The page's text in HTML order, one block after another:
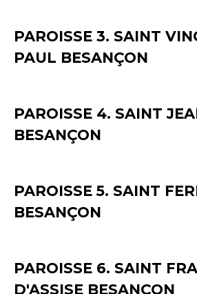
PAROISSE 3. SAINT
PAUL BESANÇON
PAROISSE 4. SAINT
BESANÇON
PAROISSE 5. SAINT
BESANÇON
PAROISSE 6. SAINT
D'ASSISE BESANÇON